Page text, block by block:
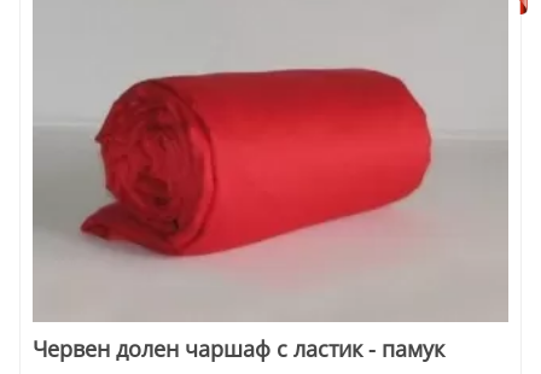
Червен долен чаршаф с ластик - памук